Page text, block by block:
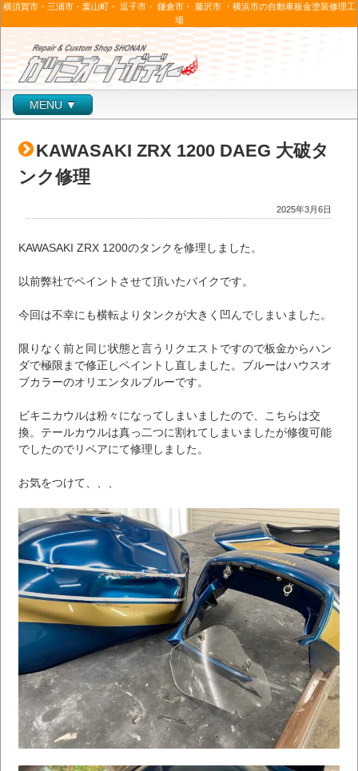
横須賀市・三浦市・葉山町・ 逗子市・ 鎌倉市・ 藤沢市 ・横浜市の自動車板金塗装修理工
場
MENU ▼
KAWASAKI ZRX 1200 DAEG 大破タ
ンク修理
2025年3月6日
KAWASAKI ZRX 1200のタンクを修理しました。
以前弊社でペイントさせて頂いたバイクです。
今回は不幸にも横転よりタンクが大きく凹んでしまいました。
限りなく前と同じ状態と言うリクエストですので板金からハン
ダで極限まで修正しペイントし直しました。ブルーはハウスオ
ブカラーのオリエンタルブルーです。
ビキニカウルは粉々になってしまいましたので、こちらは交
換。テールカウルは真っ二つに割れてしまいましたが修復可能
でしたのでリペアにて修理しました。
お気をつけて、、、